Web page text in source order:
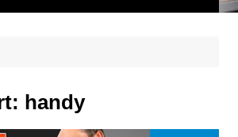
handy